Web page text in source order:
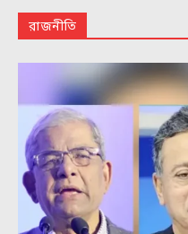
রাজনীতি